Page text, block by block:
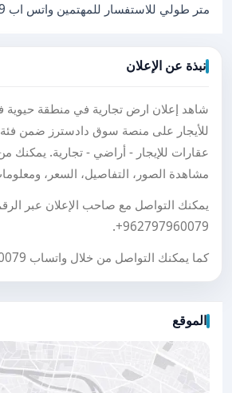
متر طولي للاستفسار للمهتمين واتس اب 0797960079
نبذة عن الإعلان
شاهد إعلان ارض تجارية في منطقة
للأيجار على منصة سوق دادسترز ضمن
عقارات للإيجار - أراضي - تجارية. يمكنك
مشاهدة الصور، التفاصيل، السعر،
يمكنك التواصل مع صاحب الإعلان عبر
+962797960079
.
كما يمكنك التواصل من خلال واتساب
الموقع